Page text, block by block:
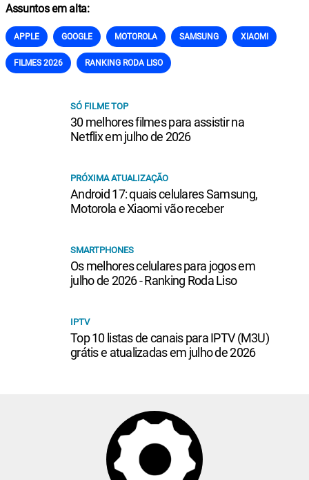
Assuntos em alta:
APPLE GOOGLE MOTOROLA SAMSUNG XIAOMI
FILMES 2026 RANKING RODA LISO
SÓ FILME TOP
30 melhores filmes para assistir na
Netflix em julho de 2026
PRÓXIMA ATUALIZAÇÃO
Android 17: quais celulares Samsung,
Motorola e Xiaomi vão receber
SMARTPHONES
Os melhores celulares para jogos em
julho de 2026 - Ranking Roda Liso
IPTV
Top 10 listas de canais para IPTV (M3U)
grátis e atualizadas em julho de 2026